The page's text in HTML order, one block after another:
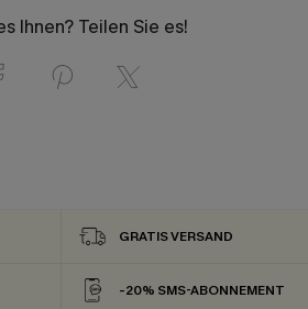
Ihnen? Teilen Sie es!
GRATIS VERSAND
-20% SMS-ABONNEMENT